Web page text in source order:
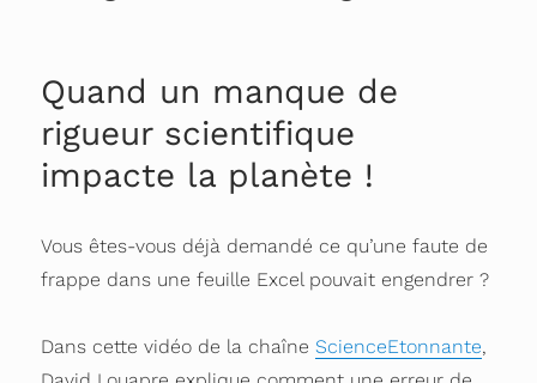
Quand un manque de
rigueur scientifique
impacte la planète !
Vous êtes-vous déjà demandé ce qu’une faute de
frappe dans une feuille Excel pouvait engendrer ?
Dans cette vidéo de la chaîneScienceEtonnante,